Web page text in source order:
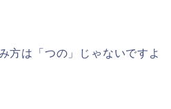
方は「つの」じゃないですよ